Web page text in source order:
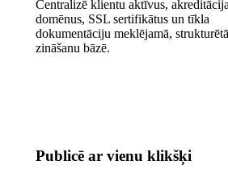
Centralizē klientu aktīvus,
domēnus, SSL sertifikātus un tīkla
dokumentāciju meklējamā, strukturētā
zināšanu bāzē.
Publicē ar vienu klikšķi